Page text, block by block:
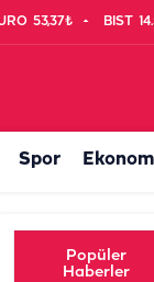
53,37₺ BIST
Spor
Popüler
Haberler